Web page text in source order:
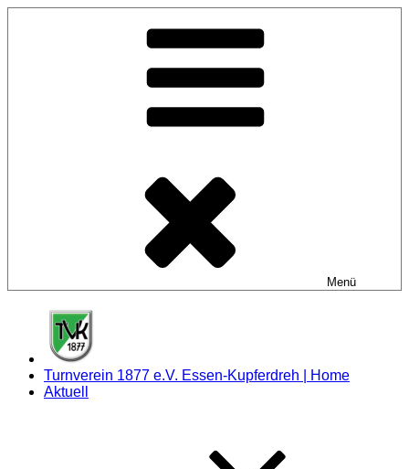
Menü
Turnverein 1877 e.V. Essen-Kupferdreh | Home
Aktuell